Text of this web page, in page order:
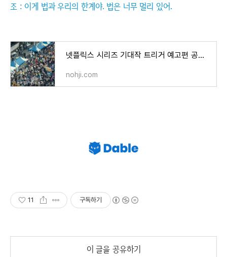
조 : 이게 법과 우리의 한계야. 법은 너무 멀리 있어.
넷플릭스 시리즈 기대작 트리거 예고편 공개 방영 날짜는 언제
nohji.com
11 구독하기
이 글을 공유하기